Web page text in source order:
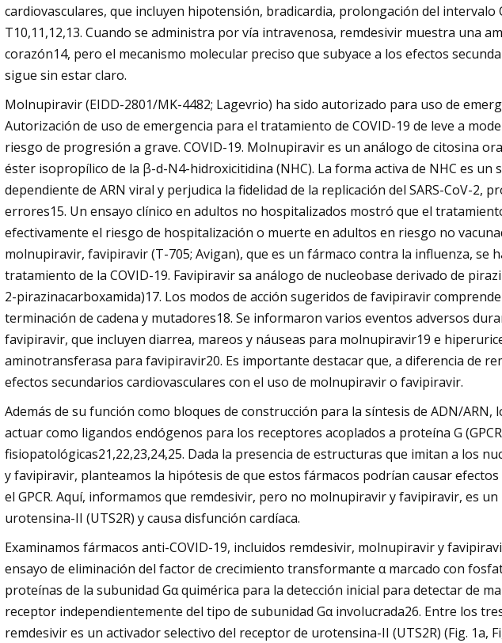
cardiovasculares, que incluyen hipotensión, bradicardia, prolongación del intervalo
T10,11,12,13. Cuando se administra por vía intravenosa, remdesivir muestra una
corazón14, pero el mecanismo molecular preciso que subyace a los efectos
sigue sin estar claro.
Molnupiravir (EIDD-2801/MK-4482; Lagevrio) ha sido autorizado para uso de
Autorización de uso de emergencia para el tratamiento de COVID-19 de leve a
riesgo de progresión a grave. COVID-19. Molnupiravir es un análogo de citosina
éster isopropílico de la β-d-N4-hidroxicitidina (NHC). La forma activa de NHC es un
dependiente de ARN viral y perjudica la fidelidad de la replicación del SARS-CoV-2,
errores15. Un ensayo clínico en adultos no hospitalizados mostró que el
efectivamente el riesgo de hospitalización o muerte en adultos en riesgo no
molnupiravir, favipiravir (T-705; Avigan), que es un fármaco contra la influenza, se
tratamiento de la COVID-19. Favipiravir sa análogo de nucleobase derivado de
2-pirazinacarboxamida)17. Los modos de acción sugeridos de favipiravir
terminación de cadena y mutadores18. Se informaron varios eventos adversos
favipiravir, que incluyen diarrea, mareos y náuseas para molnupiravir19 e
aminotransferasa para favipiravir20. Es importante destacar que, a diferencia de
efectos secundarios cardiovasculares con el uso de molnupiravir o favipiravir.
Además de su función como bloques de construcción para la síntesis de ADN/
actuar como ligandos endógenos para los receptores acoplados a proteína G
fisiopatológicas21,22,23,24,25. Dada la presencia de estructuras que imitan a los
y favipiravir, planteamos la hipótesis de que estos fármacos podrían causar
el GPCR. Aquí, informamos que remdesivir, pero no molnupiravir y favipiravir, es
urotensina-II (UTS2R) y causa disfunción cardíaca.
Examinamos fármacos anti-COVID-19, incluidos remdesivir, molnupiravir y
ensayo de eliminación del factor de crecimiento transformante α marcado con
proteínas de la subunidad Gα quimérica para la detección inicial para detectar de
receptor independientemente del tipo de subunidad Gα involucrada26. Entre los
remdesivir es un activador selectivo del receptor de urotensina-II (UTS2R) (Fig. 1a,